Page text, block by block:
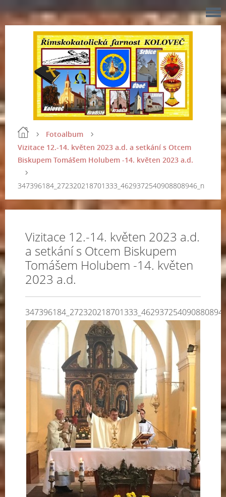
Fotoalbum
Vizitace 12.-14. květen 2023 a.d. a setkání s Otcem
Biskupem Tomášem Holubem -14. květen 2023 a.d.
347396184_272320218701333_4629372540908808946_n
Vizitace 12.-14. květen 2023 a.d.
a setkání s Otcem Biskupem
Tomášem Holubem -14. květen
2023 a.d.